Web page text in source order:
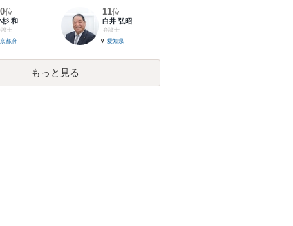
位
杉 和
護士
京都府
11位
白井 弘昭
弁護士
愛知県
もっと見る